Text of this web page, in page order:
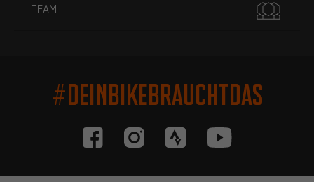
TEAM
#DEINBIKEBRAUCHTDAS